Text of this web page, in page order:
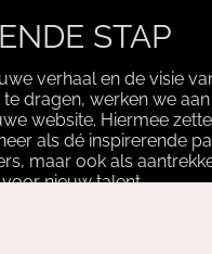
STAP
verhaal en de visie
dragen, werken we
website. Hiermee
als dé inspirerende
maar ook als
nieuw talent.